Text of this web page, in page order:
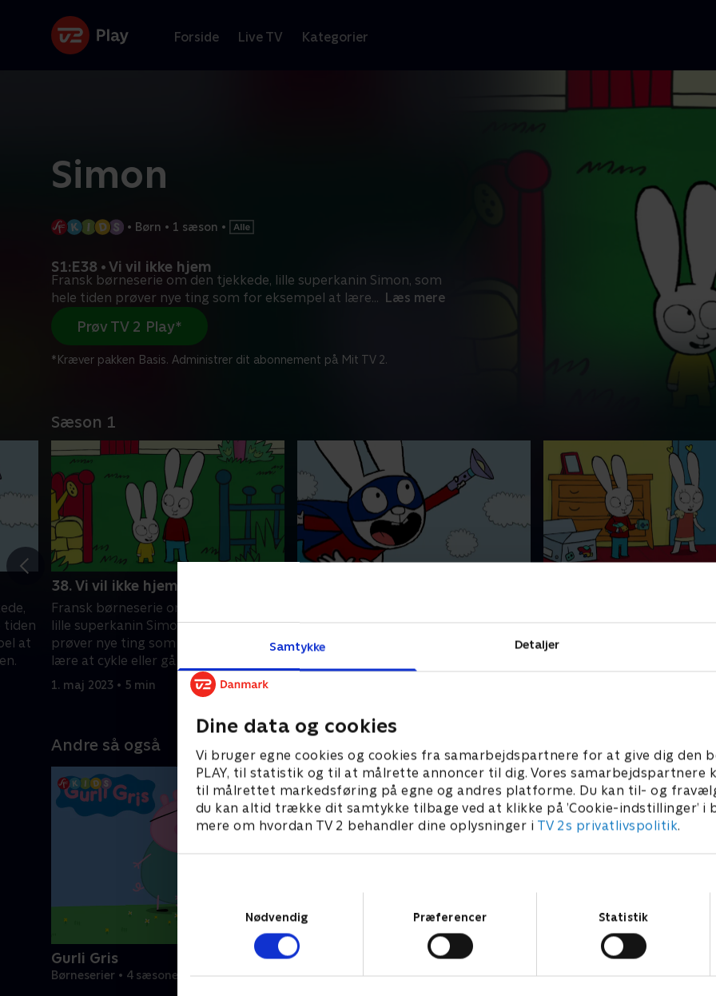
Samtykke Detaljer
Dine data og cookies
Vi bruger egne cookies og cookies fra samarbejdspartnere for at give dig den
PLAY, til statistik og til at målrette annoncer til dig. Vores samarbejdspartnere
til målrettet markedsføring på egne og andres platforme. Du kan til- og
du kan altid trække dit samtykke tilbage ved at klikke på ’Cookie-indstillinger’ i
mere om hvordan TV 2 behandler dine oplysninger i TV 2s privatlivspolitik.
Nødvendig
Præferencer Statistik
Forside Live TV Kategorier
Simon
• Børn • 1 sæson •
S1:E38 • Vi vil ikke hjem
Fransk børneserie om den tjekkede, lille superkanin Simon, som
hele tiden prøver nye ting som for eksempel at lære... Læs mere
Prøv TV 2 Play*
*Kræver pakken Basis. Administrer dit abonnement på Mit TV 2.
Sæson 1
tiden
at
38. Vi vil ikke hjem
Fransk børneserie om den tjekkede,
lille superkanin Simon, som hele tiden
prøver nye ting som for eksempel at
lære at cykle eller gå til tandlægen.
1. maj 2023 • 5 min
lille superkanin Simon, som hele tiden
prøver nye ting som for eksempel at
prøver nye ting som for
Andre så også
Gurli Gris
Børneserier • 4 sæsoner